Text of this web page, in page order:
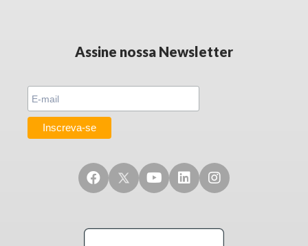
Assine nossa Newsletter